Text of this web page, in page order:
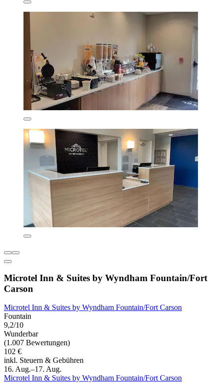
Microtel Inn & Suites by Wyndham Fountain/Fort
Carson
Microtel Inn & Suites by Wyndham Fountain/Fort Carson
Fountain
9,2/10
Wunderbar
(1.007 Bewertungen)
102 €
inkl. Steuern & Gebühren
16. Aug.–17. Aug.
Microtel Inn & Suites by Wyndham Fountain/Fort Carson